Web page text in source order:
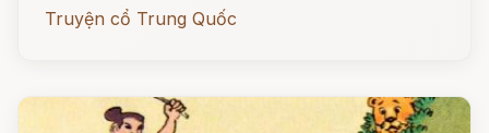
Truyện cổ Trung Quốc